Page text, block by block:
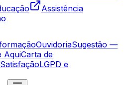
Assistência
OuvidoriaSugestão —
AquiCarta de
LGPD e